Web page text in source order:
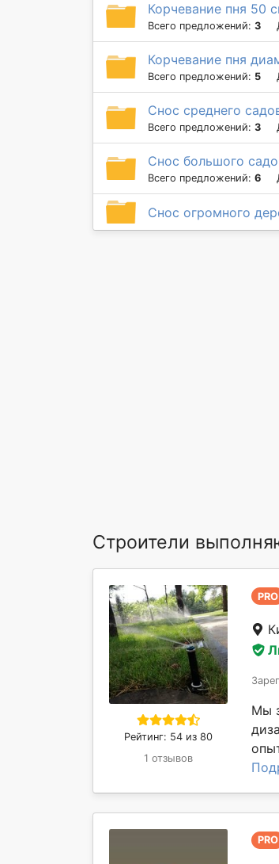
Корчевание пня 50
Всего предложений: 3
Корчевание пня
Всего предложений: 5
Снос среднего
Всего предложений: 3
Снос большого
Всего предложений: 6
Снос огромного
Строители
Рейтинг: 54 из 80
1 отзывов
PRO
Мы
PRO